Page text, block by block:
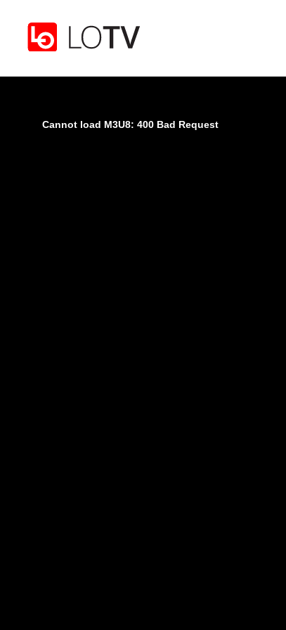
Cannot load M3U8: 400 Bad Request